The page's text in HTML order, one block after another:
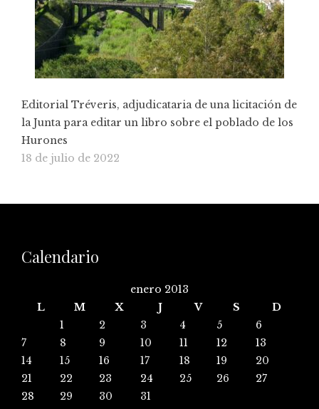
Editorial Tréveris, adjudicataria de una licitación de
la Junta para editar un libro sobre el poblado de los
Hurones
18 de julio de 2022
Calendario
enero 2013
L
M X J V S
D
1
2 3 4 5
6
7
8 9 10 11 12
13
14
15 16 17 18 19
20
21
22 23 24 25 26
27
28
29 30 31